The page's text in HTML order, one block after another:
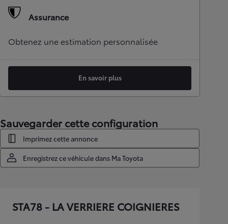
Assurance
Obtenez une estimation personnalisée
En savoir plus
Sauvegarder cette configuration
Imprimez cette annonce
Enregistrez ce véhicule dans Ma Toyota
STA78 - LA VERRIERE COIGNIERES